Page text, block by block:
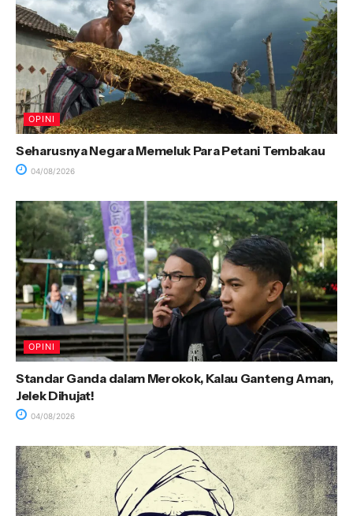
OPINI
Seharusnya Negara Memeluk Para Petani Tembakau
04/08/2026
OPINI
Standar Ganda dalam Merokok, Kalau Ganteng Aman,
Jelek Dihujat!
04/08/2026